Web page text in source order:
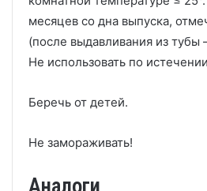
месяцев со дна выпуска,
(после выдавливания из тубы
Не использовать по
Беречь от детей.
Не замораживать!